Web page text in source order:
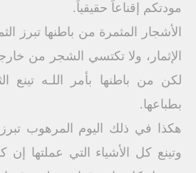
مودتكم إقناعاً حقيقياً.
الأشجار المثمرة من باطنها تبرز
الإثمار، ولا تكتسي الشجر من
لكن من باطنها بأمر اللـه تينع
بطباعها.
هكذا في ذلك اليوم المرهوب
وتينع كل الأشياء التي عملتها إن